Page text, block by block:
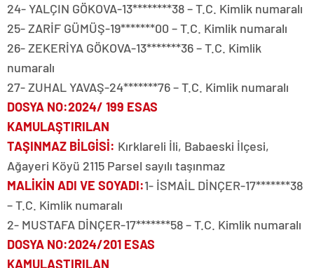
24- YALÇIN GÖKOVA-13********38 – T.C. Kimlik numaralı
25- ZARİF GÜMÜŞ-19*******00 – T.C. Kimlik numaralı
26- ZEKERİYA GÖKOVA-13*******36 – T.C. Kimlik
numaralı
27- ZUHAL YAVAŞ-24*******76 – T.C. Kimlik numaralı
DOSYA NO:2024/ 199 ESAS
KAMULAŞTIRILAN
TAŞINMAZ BİLGİSİ: Kırklareli İli, Babaeski İlçesi,
Ağayeri Köyü 2115 Parsel sayılı taşınmaz
MALİKİN ADI VE SOYADI:1- İSMAİL DİNÇER-17*******38
– T.C. Kimlik numaralı
2- MUSTAFA DİNÇER-17*******58 – T.C. Kimlik numaralı
DOSYA NO:2024/201 ESAS
KAMULAŞTIRILAN